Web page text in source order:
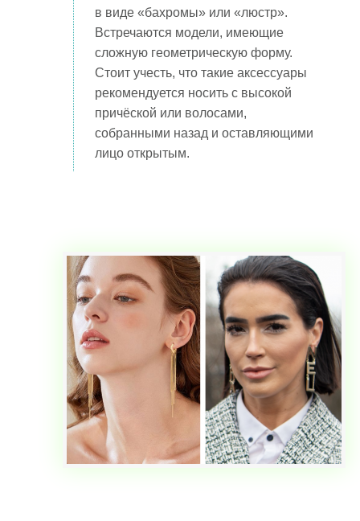
в виде «бахромы» или «люстр».
Встречаются модели, имеющие
сложную геометрическую форму.
Стоит учесть, что такие аксессуары
рекомендуется носить с высокой
причёской или волосами,
собранными назад и оставляющими
лицо открытым.